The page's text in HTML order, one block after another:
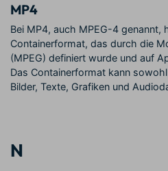
MP4
Bei MP4, auch MPEG-4 genannt,
Containerformat, das durch die
(MPEG) definiert wurde und auf
Das Containerformat kann
Bilder, Texte, Grafiken und
N